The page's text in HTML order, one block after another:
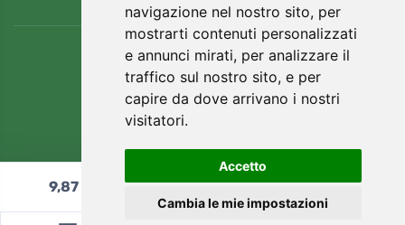
navigazione nel nostro sito, per
mostrarti contenuti personalizzati
e annunci mirati, per analizzare il
traffico sul nostro sito, e per
capire da dove arrivano i nostri
visitatori.
Accetto
Cambia le mie impostazioni
9,87 Aggiungi al carrello